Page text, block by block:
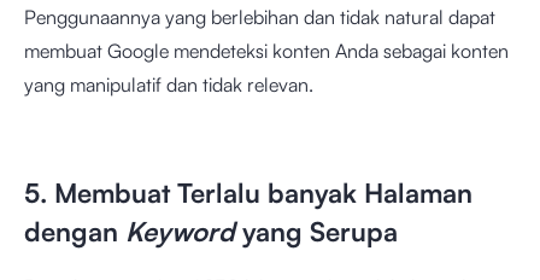
Penggunaannya yang berlebihan dan tidak natural dapat
membuat Google mendeteksi konten Anda sebagai konten
yang manipulatif dan tidak relevan.
5. Membuat Terlalu banyak Halaman
dengan Keywordyang Serupa